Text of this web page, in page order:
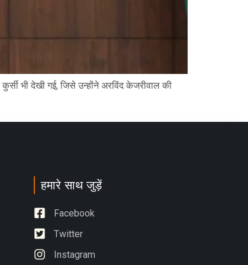
भी देखी गई, जिसे उन्होंने अरविंद केजरीवाल की
हमारे साथ जुड़ें
Facebook
Twitter
Instagram